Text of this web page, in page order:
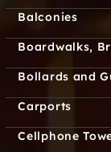
Balconies
Boardwalks,
Bollards and
Carports
Cellphone